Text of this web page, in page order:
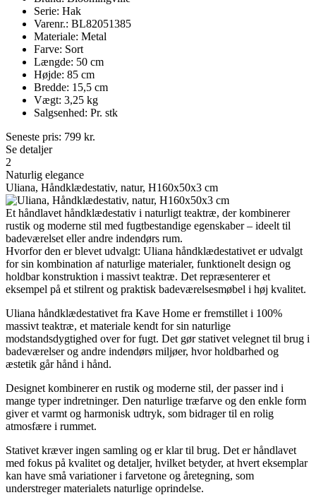
Serie: Hak
Varenr.: BL82051385
Materiale: Metal
Farve: Sort
Længde: 50 cm
Højde: 85 cm
Bredde: 15,5 cm
Vægt: 3,25 kg
Salgsenhed: Pr. stk
Seneste pris: 799 kr.
Se detaljer
2
Naturlig elegance
Uliana, Håndklædestativ, natur, H160x50x3 cm
Et håndlavet håndklædestativ i naturligt teaktræ, der kombinerer
rustik og moderne stil med fugtbestandige egenskaber – ideelt til
badeværelset eller andre indendørs rum.
Hvorfor den er blevet udvalgt: Uliana håndklædestativet er udvalgt
for sin kombination af naturlige materialer, funktionelt design og
holdbar konstruktion i massivt teaktræ. Det repræsenterer et
eksempel på et stilrent og praktisk badeværelsesmøbel i høj kvalitet.
Uliana håndklædestativet fra Kave Home er fremstillet i 100%
massivt teaktræ, et materiale kendt for sin naturlige
modstandsdygtighed over for fugt. Det gør stativet velegnet til brug i
badeværelser og andre indendørs miljøer, hvor holdbarhed og
æstetik går hånd i hånd.
Designet kombinerer en rustik og moderne stil, der passer ind i
mange typer indretninger. Den naturlige træfarve og den enkle form
giver et varmt og harmonisk udtryk, som bidrager til en rolig
atmosfære i rummet.
Stativet kræver ingen samling og er klar til brug. Det er håndlavet
med fokus på kvalitet og detaljer, hvilket betyder, at hvert eksemplar
kan have små variationer i farvetone og åretegning, som
understreger materialets naturlige oprindelse.